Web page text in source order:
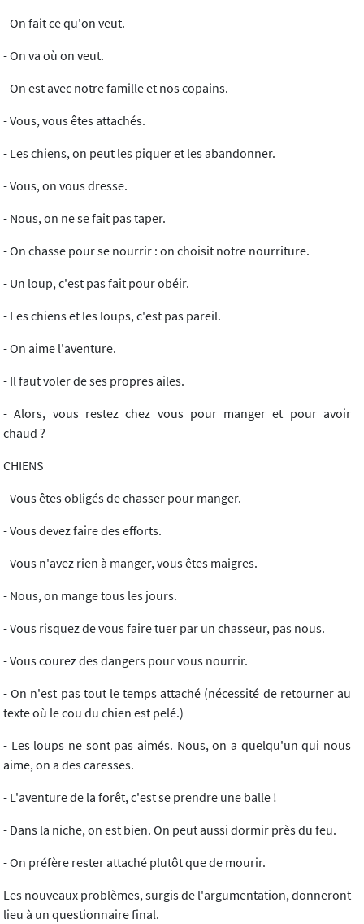
- On fait ce qu'on veut.
- On va où on veut.
- On est avec notre famille et nos copains.
- Vous, vous êtes attachés.
- Les chiens, on peut les piquer et les abandonner.
- Vous, on vous dresse.
- Nous, on ne se fait pas taper.
- On chasse pour se nourrir : on choisit notre nourriture.
- Un loup, c'est pas fait pour obéir.
- Les chiens et les loups, c'est pas pareil.
- On aime l'aventure.
- Il faut voler de ses propres ailes.
- Alors, vous restez chez vous pour manger et pour avoir
chaud ?
CHIENS
- Vous êtes obligés de chasser pour manger.
- Vous devez faire des efforts.
- Vous n'avez rien à manger, vous êtes maigres.
- Nous, on mange tous les jours.
- Vous risquez de vous faire tuer par un chasseur, pas nous.
- Vous courez des dangers pour vous nourrir.
- On n'est pas tout le temps attaché (nécessité de retourner au
texte où le cou du chien est pelé.)
- Les loups ne sont pas aimés. Nous, on a quelqu'un qui nous
aime, on a des caresses.
- L'aventure de la forêt, c'est se prendre une balle !
- Dans la niche, on est bien. On peut aussi dormir près du feu.
- On préfère rester attaché plutôt que de mourir.
Les nouveaux problèmes, surgis de l'argumentation, donneront
lieu à un questionnaire final.